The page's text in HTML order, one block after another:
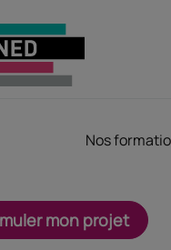
Nos
mon projet